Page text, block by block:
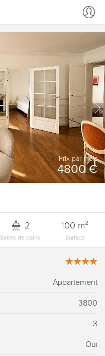
Prix ​​par mois
4800 €
Salles de bains
2
Surface
100 m²
Appartement
3800
3
Oui